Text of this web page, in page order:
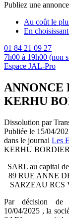
Publiez une
Au coût le
En
01 84 21 09 27
7h00 à 19h00 (non
Espace JAL-Pro
ANNONCE
KERHU
Dissolution par
Publiée le 15/04/
dans le journal Les
KERHU BORDIER
SARL au capital
89 RUE ANNE
SARZEAU RCS
Par décision de
10/04/2025 , la